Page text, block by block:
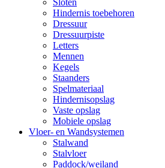
Sloten
Hindernis toebehoren
Dressuur
Dressuurpiste
Letters
Mennen
Kegels
Staanders
Spelmateriaal
Hindernisopslag
Vaste opslag
Mobiele opslag
Vloer- en Wandsystemen
Stalwand
Stalvloer
Paddock/weiland